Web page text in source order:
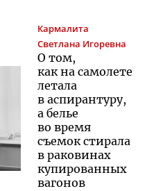
Кармалита
Светлана Игоревна
О том,
как на самолете
летала
в аспирантуру,
а белье
во время
съемок стирала
в раковинах
купированных
вагонов